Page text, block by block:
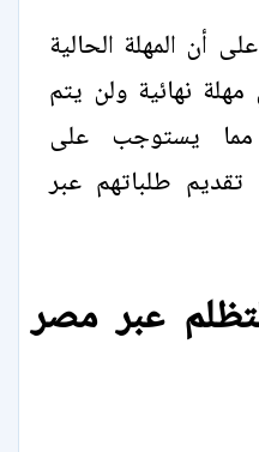
أن المهلة الحالية
نهائية ولن يتم
مما يستوجب على
طلباتهم عبر
عبر مصر